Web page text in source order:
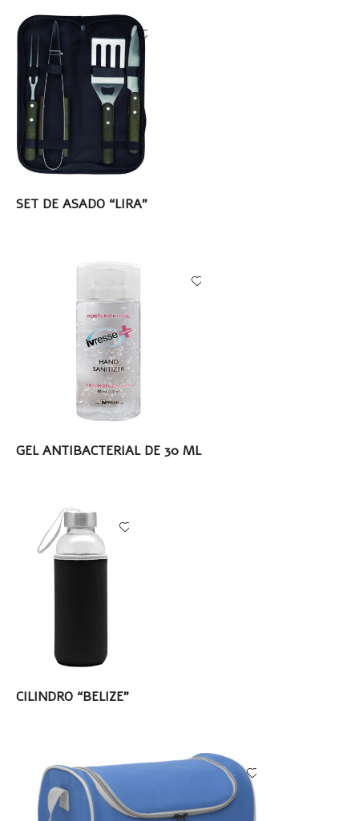
obligatorios están marcados con
Your Rating
stars
2 of
stars
3 of
5
stars
4 of
stars
5 of
5
stars
LEER MÁS
SET DE ASADO “LIRA”
LEER MÁS
GEL ANTIBACTERIAL DE 30 ML
LEER MÁS
CILINDRO “BELIZE”